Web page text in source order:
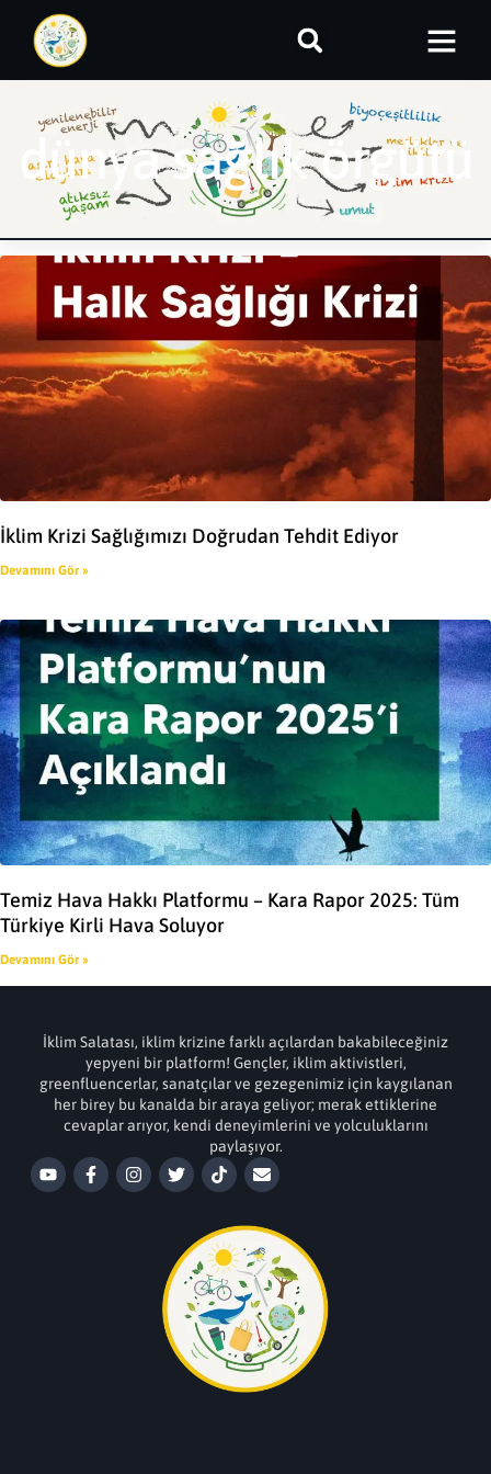
dünya sağlık örgütü
İklim Krizi Sağlığımızı Doğrudan Tehdit Ediyor
Devamını Gör »
Temiz Hava Hakkı Platformu – Kara Rapor 2025: Tüm
Türkiye Kirli Hava Soluyor
Devamını Gör »
İklim Salatası, iklim krizine farklı açılardan bakabileceğiniz
yepyeni bir platform! Gençler, iklim aktivistleri,
greenfluencerlar, sanatçılar ve gezegenimiz için kaygılanan
her birey bu kanalda bir araya geliyor; merak ettiklerine
cevaplar arıyor, kendi deneyimlerini ve yolculuklarını
paylaşıyor.